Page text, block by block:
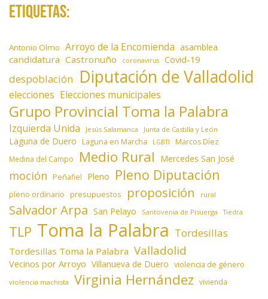
Etiquetas:
Antonio Olmo Arroyo de la Encomienda asamblea
candidatura Castronuño coronavirus Covid-19
despoblación Diputación de Valladolid
elecciones Elecciones municipales
Grupo Provincial Toma la Palabra
Izquierda Unida Jesús Salamanca Junta de Castilla y León
Laguna de Duero Laguna en Marcha LGBTI Marcos Díez
Medina del Campo Medio Rural Mercedes San José
moción Peñafiel Pleno Pleno Diputación
pleno ordinario presupuestos proposición rural
Salvador Arpa San Pelayo Santovenia de Pisuerga Tiedra
TLP Toma la Palabra Tordesillas
Tordesillas Toma la Palabra Valladolid
Vecinos por Arroyo Villanueva de Duero violencia de género
violencia machista Virginia Hernández vivienda